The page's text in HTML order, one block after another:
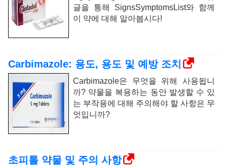
글을 통해 SignsSymptomsList와 함께
이 약에 대해 알아봅시다!
Carbimazole: 용도, 용도 및 예방 조치
Carbimazole은 무엇을 위해 사용됩니
까? 약물을 복용하는 동안 발생할 수 있
는 부작용에 대해 주의해야 할 사항은 무
엇입니까?
초피톨 약물 및 주의 사항